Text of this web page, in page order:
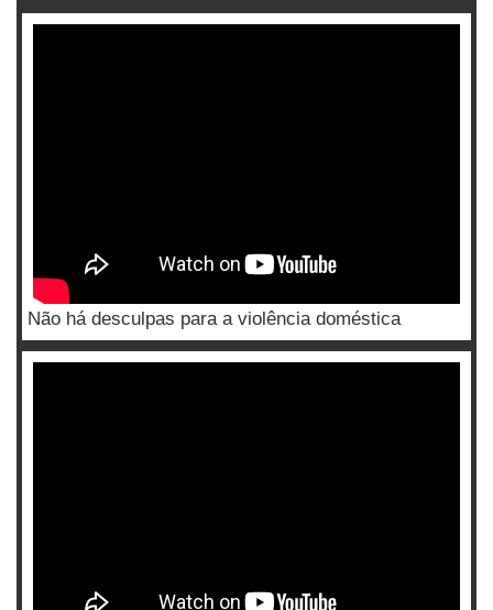
Não há desculpas para a violência doméstica